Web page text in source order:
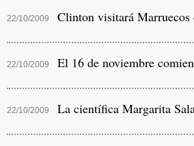
22/10/2009 Clinton visitará Marruecos
22/10/2009 El 16 de noviembre
22/10/2009 La científica Margarita